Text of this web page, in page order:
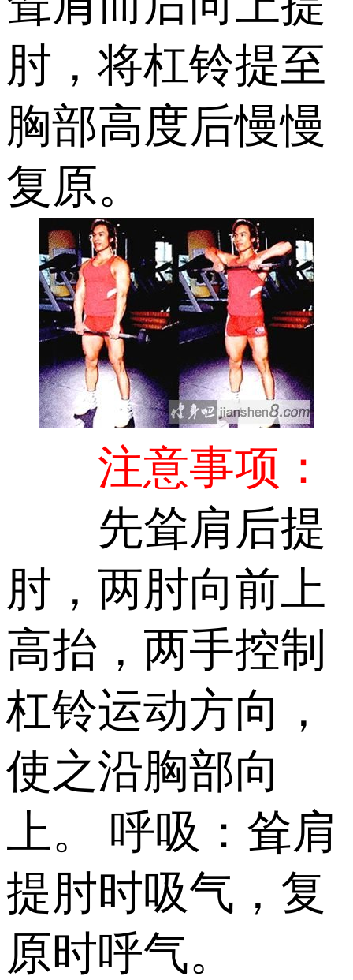
肘，将杠铃提至
胸部高度后慢慢
复原。
注意事项：
先耸肩后提
肘，两肘向前上
高抬，两手控制
杠铃运动方向，
使之沿胸部向
上。 呼吸：耸肩
提肘时吸气，复
原时呼气。